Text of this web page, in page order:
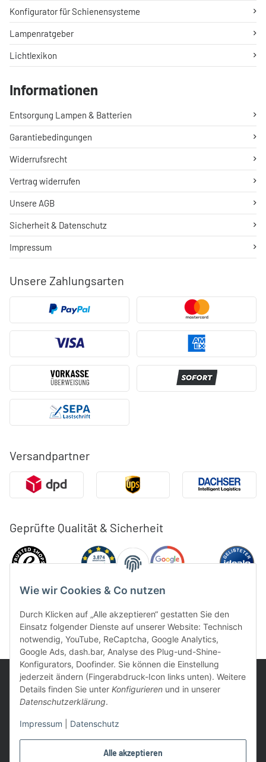
Alle akzeptieren
Wie wir Cookies & Co nutzen
Durch Klicken auf „Alle akzeptieren“ gestatten Sie den
Einsatz folgender Dienste auf unserer Website: Technisch
notwendig, YouTube, ReCaptcha, Google Analytics,
Google Ads, dash.bar, Analyse des Plug-und-Shine-
Konfigurators, Doofinder. Sie können die Einstellung
jederzeit ändern (Fingerabdruck-Icon links unten). Weitere
Details finden Sie unter Konfigurieren und in unserer
Datenschutzerklärung.
Impressum Datenschutz
Unsere Zahlungsarten
Versandpartner
Geprüfte Qualität & Sicherheit
Konfigurator für Schienensysteme
Lampenratgeber
Lichtlexikon
Informationen
Entsorgung Lampen & Batterien
Garantiebedingungen
Widerrufsrecht
Vertrag widerrufen
Unsere AGB
Sicherheit & Datenschutz
Impressum
UVP: Ist die unverbindliche Preisempfehlung des Herstellers für
* Gratis Versand ab 99 € innerhalb Deutschlands